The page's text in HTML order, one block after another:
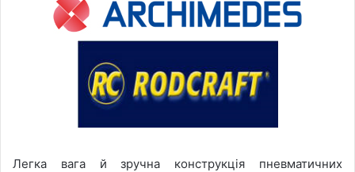
Легка вага й зручна конструкція пневматичних